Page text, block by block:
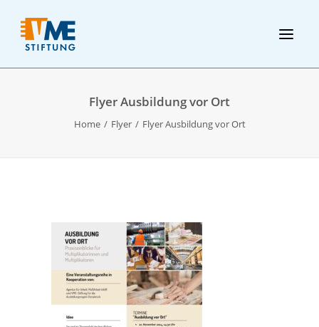
Flyer Ausbildung vor Ort
Home Flyer Flyer Ausbildung vor Ort